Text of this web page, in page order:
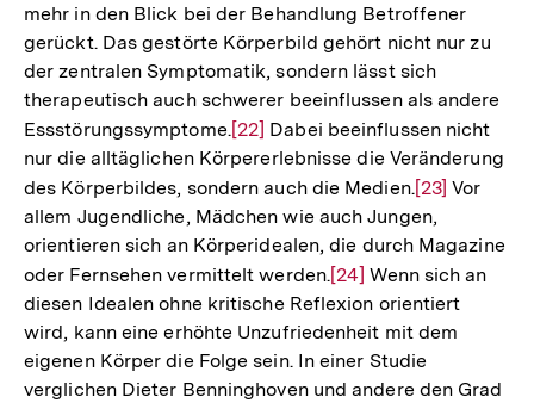
mehr in den Blick bei der Behandlung Betroffener
gerückt. Das gestörte Körperbild gehört nicht nur zu
der zentralen Symptomatik, sondern lässt sich
therapeutisch auch schwerer beeinflussen als andere
Essstörungssymptome.Zur
Auflösung
der
Fußnote
[22] Dabei beeinflussen nicht
nur die alltäglichen Körpererlebnisse die Veränderung
des Körperbildes, sondern auch die Medien.Zur
Auflösung
der
Fußnote
[23] Vor
allem Jugendliche, Mädchen wie auch Jungen,
orientieren sich an Körperidealen, die durch Magazine
oder Fernsehen vermittelt werden.Zur
Auflösung
der
Fußnote
[24] Wenn sich an
diesen Idealen ohne kritische Reflexion orientiert
wird, kann eine erhöhte Unzufriedenheit mit dem
eigenen Körper die Folge sein. In einer Studie
verglichen Dieter Benninghoven und andere den Grad